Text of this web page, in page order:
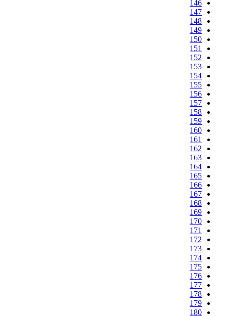
146
147
148
149
150
151
152
153
154
155
156
157
158
159
160
161
162
163
164
165
166
167
168
169
170
171
172
173
174
175
176
177
178
179
180